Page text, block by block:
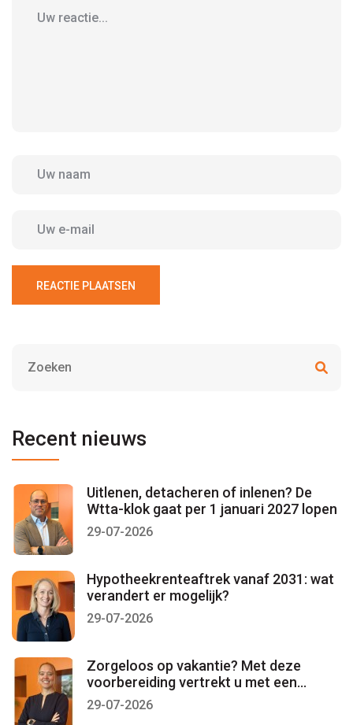
REACTIE PLAATSEN
Recent nieuws
Uitlenen, detacheren of inlenen? De
Wtta-klok gaat per 1 januari 2027 lopen
29-07-2026
Hypotheekrenteaftrek vanaf 2031: wat
verandert er mogelijk?
29-07-2026
Zorgeloos op vakantie? Met deze
voorbereiding vertrekt u met een
gerust gevoel
29-07-2026